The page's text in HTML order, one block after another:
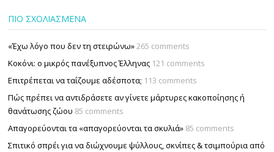
ΠΙΟ ΣΧΟΛΙΑΣΜΕΝΑ
«Έχω λόγο που δεν τη στειρώνω»265 comments
Κοκόνι: ο μικρός πανέξυπνος Έλληνας 121 comments
Επιτρέπεται να ταΐζουµε αδέσποτα; 113 comments
Πώς πρέπει να αντιδράσετε αν γίνετε μάρτυρες κακοποίησης ή
θανάτωσης ζώου 85 comments
Απαγορεύονται τα «απαγορεύονται τα σκυλιά» 85 comments
Σπιτικό σπρέι για να διώχνουμε ψύλλους, σκνίπες & τσιμπούρια από